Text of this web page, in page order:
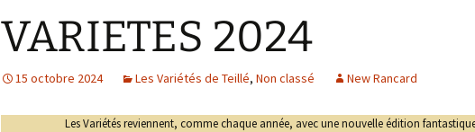
VARIETES 2024
15 octobre 2024 Les Variétés de Teillé, Non classé New Rancard
Les Variétés reviennent, comme chaque année, avec une nouvelle édition